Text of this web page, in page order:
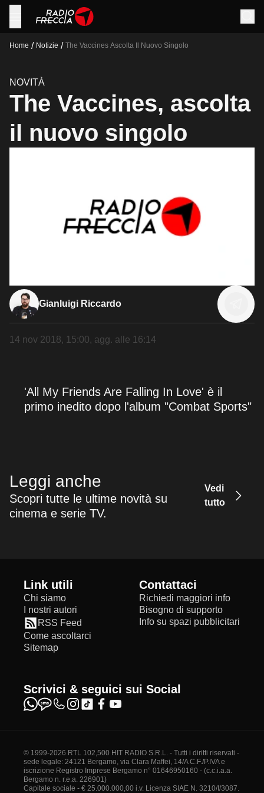
Home / Notizie / The Vaccines Ascolta Il Nuovo Singolo
NOVITÀ
The Vaccines, ascolta
il nuovo singolo
Gianluigi Riccardo
14 nov 2018, 15:00, agg. alle 16:14
'All My Friends Are Falling In Love' è il
primo inedito dopo l'album "Combat Sports"
Leggi anche
Scopri tutte le ultime novità su
cinema e serie TV.
Vedi
tutto
Link utili
Chi siamo
I nostri autori
RSS Feed
Come ascoltarci
Sitemap
Contattaci
Richiedi maggiori info
Bisogno di supporto
Info su spazi pubblicitari
Scrivici & seguici sui Social
© 1999-2026 RTL 102,500 HIT RADIO S.R.L. - Tutti i diritti riservati -
sede legale: 24121 Bergamo, via Clara Maffei, 14/A C.F./P.IVA e
iscrizione Registro Imprese Bergamo n° 01646950160 - (c.c.i.a.a.
Bergamo n. r.e.a. 226901)
Capitale sociale - € 25.000.000,00 i.v. Licenza SIAE N. 3210/I/3087.